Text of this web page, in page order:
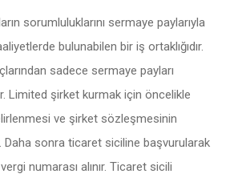
sorumluluklarını sermaye paylarıyla
bulunabilen bir iş ortaklığıdır.
sadece sermaye payları
Limited şirket kurmak için öncelikle
ve şirket sözleşmesinin
Daha sonra ticaret siciline başvurularak
numarası alınır. Ticaret sicili